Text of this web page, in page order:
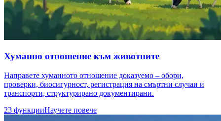
Хуманно отношение към животните
Направете хуманното отношение доказуемо – обори,
проверки, биосигурност, регистрация на смъртни случаи и
транспорти, структурирано документирани.
23 функцииНаучете повече